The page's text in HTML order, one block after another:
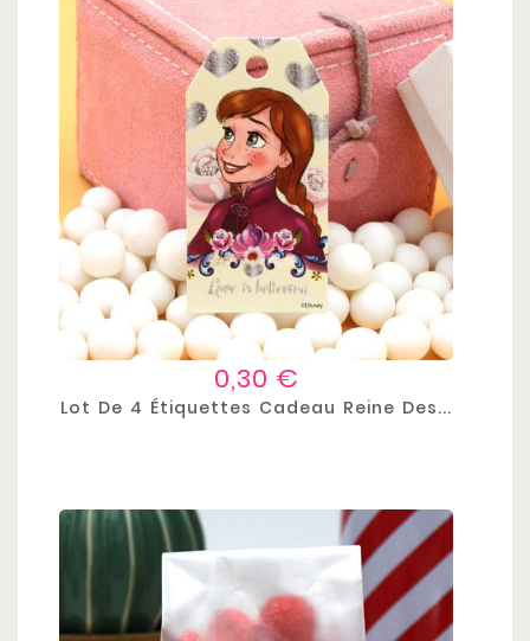
Prix
0,30 €
Lot De 4 Étiquettes Cadeau Reine Des...